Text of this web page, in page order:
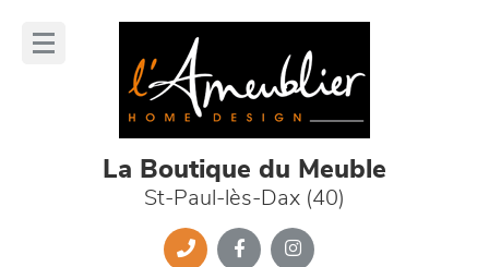
La Boutique du Meuble
St-Paul-lès-Dax (40)